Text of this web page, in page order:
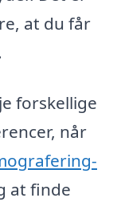
at du får
forskellige
når
at finde